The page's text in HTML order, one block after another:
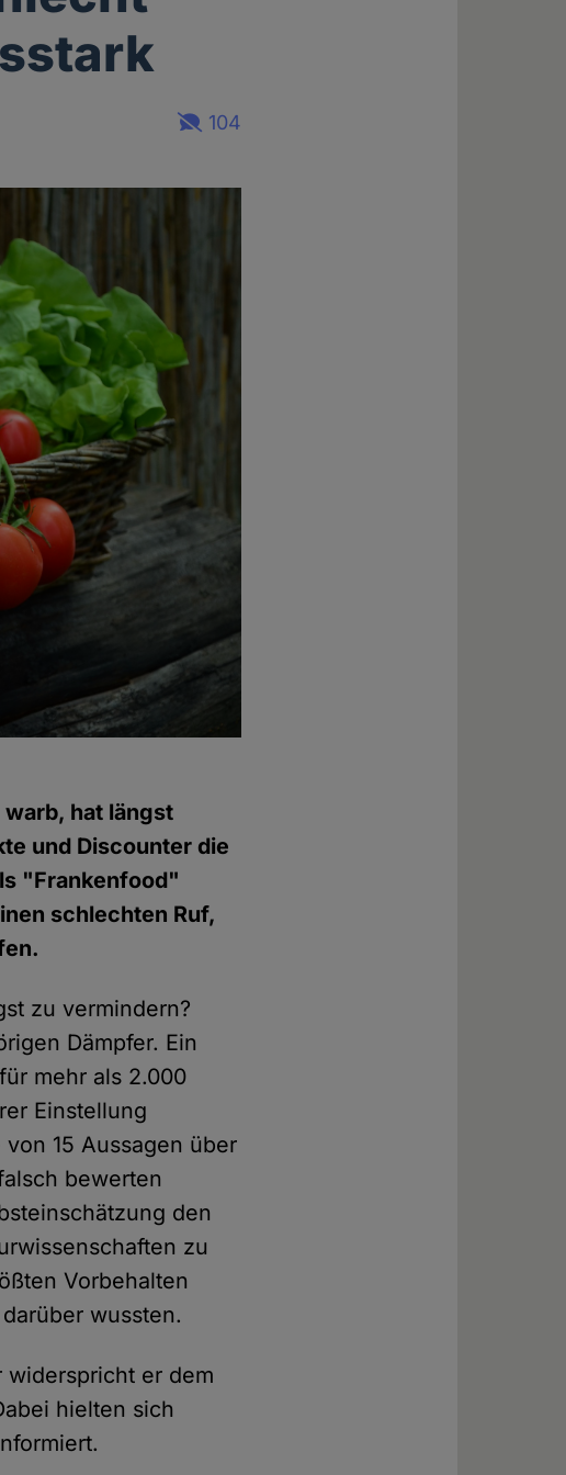
104
hat längst
und Discounter die
"Frankenfood"
schlechten Ruf,
zu vermindern?
Dämpfer. Ein
mehr als 2.000
Einstellung
15 Aussagen über
bewerten
den
zu
Vorbehalten
wussten.
er dem
hielten sich